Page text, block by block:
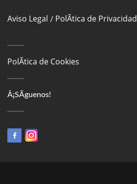
Aviso Legal / PolÃ­tica de Privacidad
PolÃ­tica de Cookies
Â¡SÃ­guenos!